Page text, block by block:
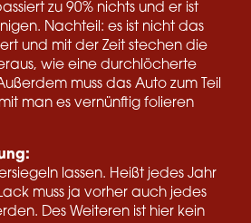
zu 90% nichts und er ist
Nachteil: es ist nicht das
und mit der Zeit stechen die
wie eine durchlöcherte
muss das Auto zum Teil
man es vernünftig folieren
lassen. Heißt jedes Jahr
muss ja vorher auch jedes
Des Weiteren ist hier kein